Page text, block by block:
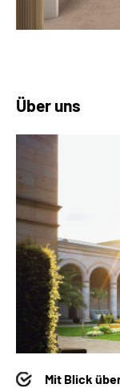
Über uns
Mit Blick